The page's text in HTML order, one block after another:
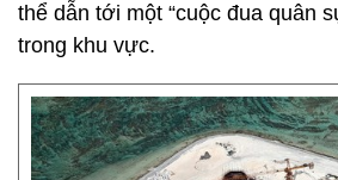
thể dẫn tới một “cuộc đua quân
trong khu vực.